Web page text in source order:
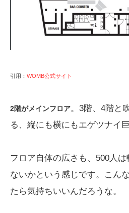
引用： WOMB公式サイト
2階がメインフロア。3階、4階と
る、縦にも横にもエゲツナイ
フロア自体の広さも、500人
ないかという感じです。こん
たら気持ちいいんだろうな。